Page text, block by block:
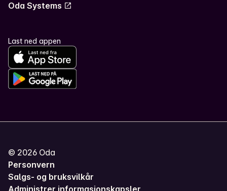
Oda Systems
Last ned appen
© 2026 Oda
Personvern
Salgs- og bruksvilkår
Administrer informasjonskapsler